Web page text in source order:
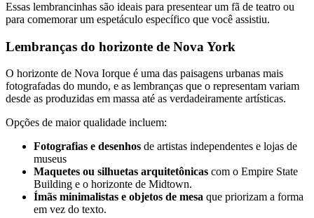
Essas lembrancinhas são ideais para presentear um fã de teatro ou
para comemorar um espetáculo específico que você assistiu.
Lembranças do horizonte de Nova York
O horizonte de Nova Iorque é uma das paisagens urbanas mais
fotografadas do mundo, e as lembranças que o representam variam
desde as produzidas em massa até as verdadeiramente artísticas.
Opções de maior qualidade incluem:
Fotografias e desenhos de artistas independentes e lojas de
museus
Maquetes ou silhuetas arquitetônicas com o Empire State
Building e o horizonte de Midtown.
Ímãs minimalistas e objetos de mesa que priorizam a forma
em vez do texto.